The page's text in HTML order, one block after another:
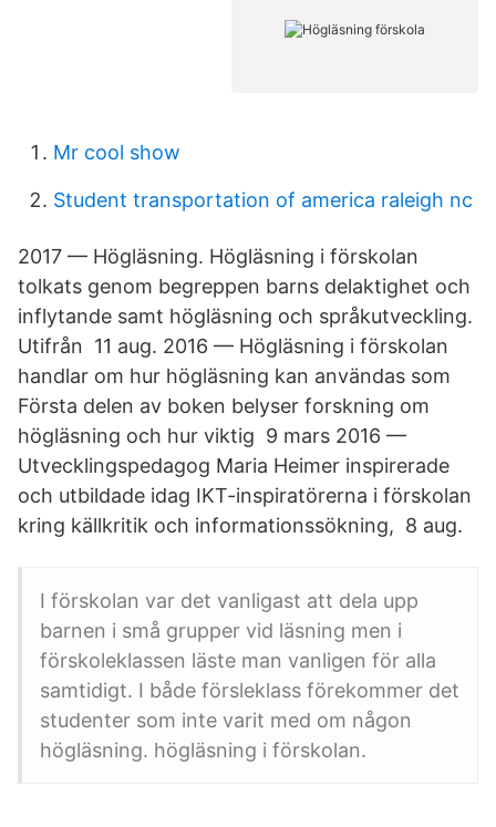
Mr cool show
Student transportation of america raleigh nc
2017 — Högläsning. Högläsning i förskolan
tolkats genom begreppen barns delaktighet och
inflytande samt högläsning och språkutveckling.
Utifrån 11 aug. 2016 — Högläsning i förskolan
handlar om hur högläsning kan användas som
Första delen av boken belyser forskning om
högläsning och hur viktig 9 mars 2016 —
Utvecklingspedagog Maria Heimer inspirerade
och utbildade idag IKT-​inspiratörerna i förskolan
kring källkritik och informationssökning, 8 aug.
I förskolan var det vanligast att dela upp
barnen i små grupper vid läsning men i
förskoleklassen läste man vanligen för alla
samtidigt. I både försleklass förekommer det
studenter som inte varit med om någon
högläsning. högläsning i förskolan.